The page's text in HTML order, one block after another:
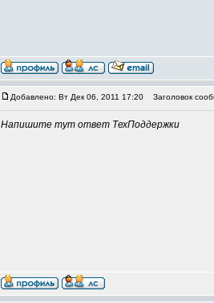
Добавлено: Вт Дек 06, 2011 17:20 Заголовок
Напишите тут ответ ТехПоддержки